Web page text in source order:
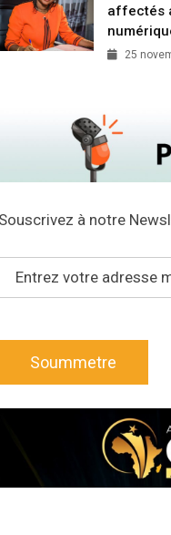
affectés
25
à notre